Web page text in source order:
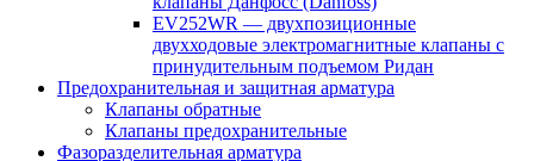
EV252WR — двухпозиционные
двухходовые электромагнитные клапаны с
принудительным подъемом Ридан
Предохранительная и защитная арматура
Клапаны обратные
Клапаны предохранительные
Фазоразделительная арматура